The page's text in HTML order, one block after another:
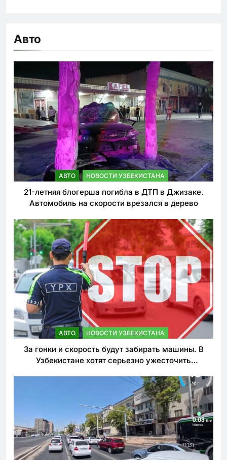
Авто
АВТО НОВОСТИ УЗБЕКИСТАНА
21-летняя блогерша погибла в ДТП в Джизаке.
Автомобиль на скорости врезался в дерево
АВТО НОВОСТИ УЗБЕКИСТАНА
За гонки и скорость будут забирать машины. В
Узбекистане хотят серьезно ужесточить